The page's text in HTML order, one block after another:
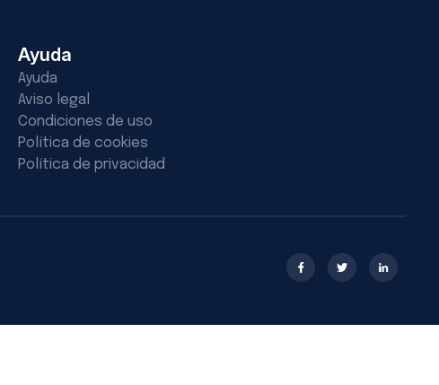
Ayuda
Ayuda
Aviso legal
Condiciones de uso
Política de cookies
Política de privacidad